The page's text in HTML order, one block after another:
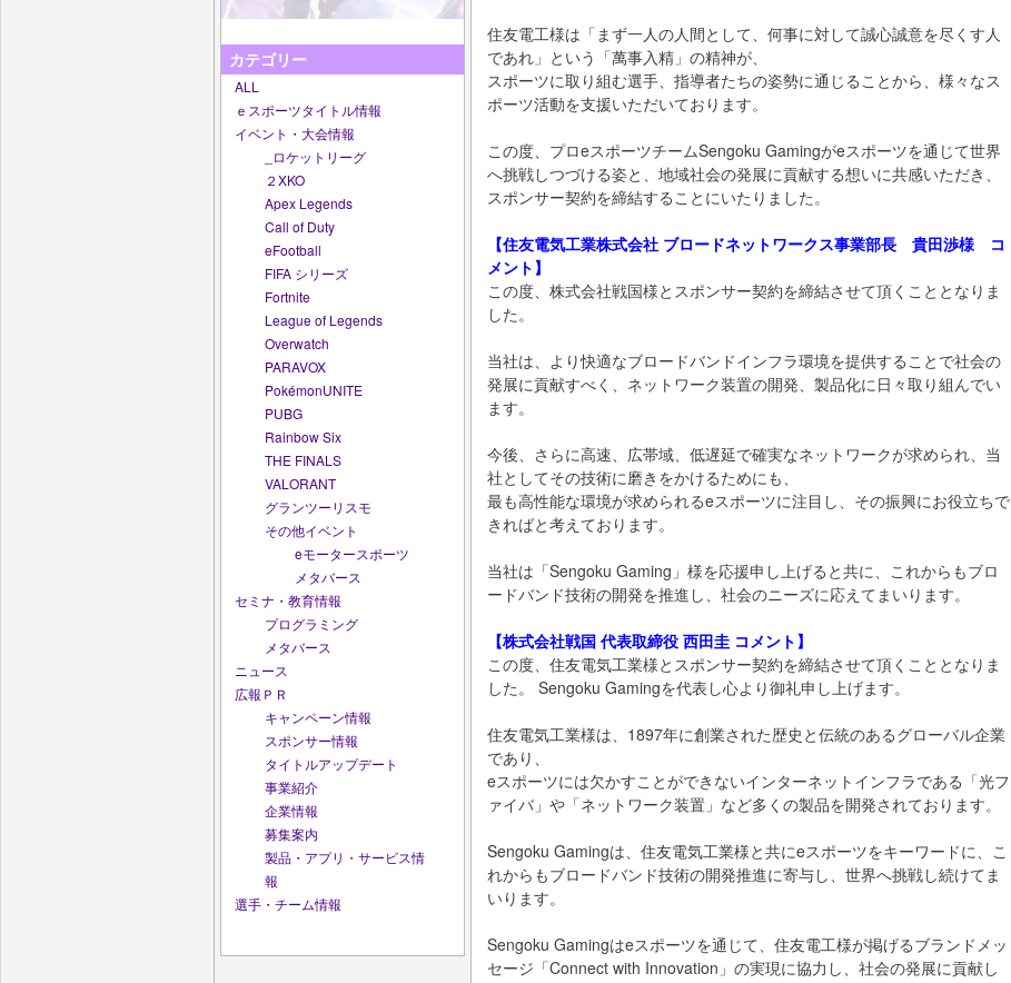
カテゴリー
ALL
ｅスポーツタイトル情報
イベント・大会情報
_ロケットリーグ
２XKO
Apex Legends
Call of Duty
eFootball
FIFA シリーズ
Fortnite
League of Legends
Overwatch
PARAVOX
PokémonUNITE
PUBG
Rainbow Six
THE FINALS
VALORANT
グランツーリスモ
その他イベント
eモータースポーツ
メタバース
セミナ・教育情報
プログラミング
メタバース
ニュース
広報ＰＲ
キャンペーン情報
スポンサー情報
タイトルアップデート
事業紹介
企業情報
募集案内
製品・アプリ・サービス情
報
選手・チーム情報
住友電工様は「まず一人の人間として、何事に対して誠心誠意を尽くす人
であれ」という「萬事入精」の精神が、
スポーツに取り組む選手、指導者たちの姿勢に通じることから、様々なス
ポーツ活動を支援いただいております。
この度、プロeスポーツチームSengoku Gamingがeスポーツを通じて世界
へ挑戦しつづける姿と、地域社会の発展に貢献する想いに共感いただき、
スポンサー契約を締結することにいたりました。
【住友電気工業株式会社 ブロードネットワークス事業部長 貴田渉様 コ
メント】
この度、株式会社戦国様とスポンサー契約を締結させて頂くこととなりま
した。
当社は、より快適なブロードバンドインフラ環境を提供することで社会の
発展に貢献すべく、ネットワーク装置の開発、製品化に日々取り組んでい
ます。
今後、さらに高速、広帯域、低遅延で確実なネットワークが求められ、当
社としてその技術に磨きをかけるためにも、
最も高性能な環境が求められるeスポーツに注目し、その振興にお役立ちで
きればと考えております。
当社は「Sengoku Gaming」様を応援申し上げると共に、これからもブロ
ードバンド技術の開発を推進し、社会のニーズに応えてまいります。
【株式会社戦国 代表取締役 西田圭 コメント】
この度、住友電気工業様とスポンサー契約を締結させて頂くこととなりま
した。 Sengoku Gamingを代表し心より御礼申し上げます。
住友電気工業様は、1897年に創業された歴史と伝統のあるグローバル企業
であり、
eスポーツには欠かすことができないインターネットインフラである「光フ
ァイバ」や「ネットワーク装置」など多くの製品を開発されております。
Sengoku Gamingは、住友電気工業様と共にeスポーツをキーワードに、こ
れからもブロードバンド技術の開発推進に寄与し、世界へ挑戦し続けてま
いります。
Sengoku Gamingはeスポーツを通じて、住友電工様が掲げるブランドメッ
セージ「Connect with Innovation」の実現に協力し、社会の発展に貢献し